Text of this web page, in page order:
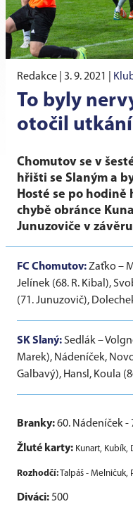
Redakce | 3. 9. 2021
To byly
otočil utkání
Chomutov se v
hřišti se Slaným a
Hosté se po
chybě obránce
Junuzoviče v
FC Chomutov:Zaťko –
Jelínek (68. R. Kibal),
(71. Junuzovič),
SK Slaný: Sedlák –
Marek), Nádeníček,
Galbavý), Hansl, Koula
Branky:60. Nádeníček -
Žluté karty: Kunart, Kubík,
Rozhodčí: Talpáš - Melničuk,
Diváci:500